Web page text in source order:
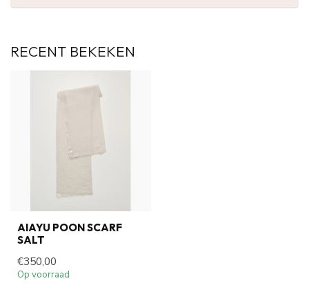
RECENT BEKEKEN
AIAYU POON SCARF
SALT
€350,00
Op voorraad